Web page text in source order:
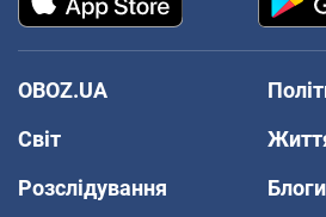
OBOZ.UA
Світ
Розслідування
Блоги